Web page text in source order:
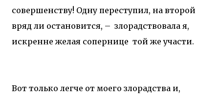
совершенству! Одну переступил, на второй
вряд ли остановится, – злорадствовала я,
искренне желая сопернице той же участи.
Вот только легче от моего злорадства и,